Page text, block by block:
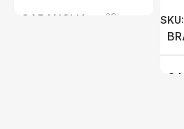
GARANCIJA 2G SKU: